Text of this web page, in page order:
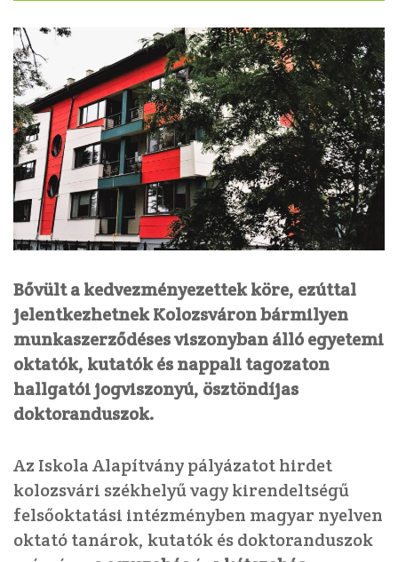
Bővült a kedvezményezettek köre, ezúttal
jelentkezhetnek Kolozsváron bármilyen
munkaszerződéses viszonyban álló egyetemi
oktatók, kutatók és nappali tagozaton
hallgatói jogviszonyú, ösztöndíjas
doktoranduszok.
Az Iskola Alapítvány pályázatot hirdet
kolozsvári székhelyű vagy kirendeltségű
felsőoktatási intézményben magyar nyelven
oktató tanárok, kutatók és doktoranduszok